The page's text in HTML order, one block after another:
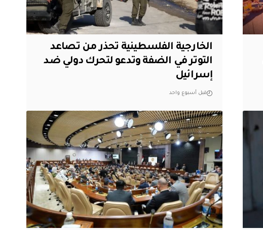
الخارجية الفلسطينية تحذر من تصاعد
التوتر في الضفة وتدعو لتحرك دولي ضد
إسرائيل
قبل أسبوع واحد